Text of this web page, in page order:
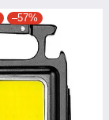
–57%